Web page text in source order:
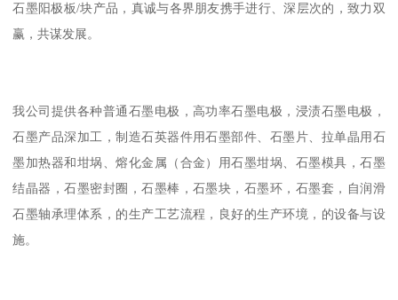
石墨阳极板/块产品，真诚与各界朋友携手进行、深层次的，致力双
赢，共谋发展。
我公司提供各种普通石墨电极，高功率石墨电极，浸渍石墨电极，
石墨产品深加工，制造石英器件用石墨部件、石墨片、拉单晶用石
墨加热器和坩埚、熔化金属（合金）用石墨坩埚、石墨模具，石墨
结晶器，石墨密封圈，石墨棒，石墨块，石墨环，石墨套，自润滑
石墨轴承理体系，的生产工艺流程，良好的生产环境，的设备与设
施。